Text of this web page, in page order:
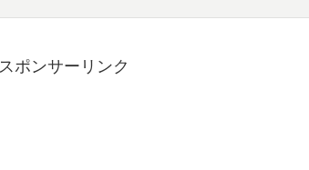
スポンサーリンク